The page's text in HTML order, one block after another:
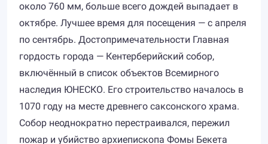
около 760 мм, больше всего дождей выпадает в
октябре. Лучшее время для посещения — с апреля
по сентябрь. Достопримечательности Главная
гордость города — Кентерберийский собор,
включённый в список объектов Всемирного
наследия ЮНЕСКО. Его строительство началось в
1070 году на месте древнего саксонского храма.
Собор неоднократно перестраивался, пережил
пожар и убийство архиепископа Фомы Бекета